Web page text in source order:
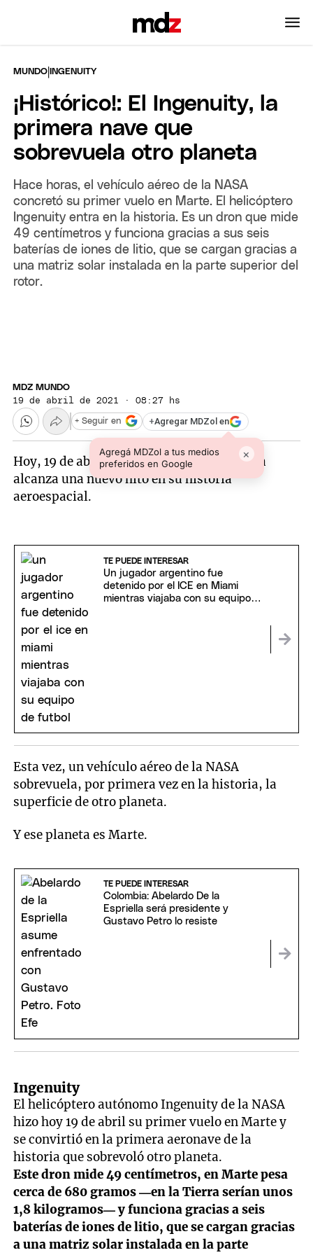
MUNDO | INGENUITY
¡Histórico!: El Ingenuity, la
primera nave que
sobrevuela otro planeta
Hace horas, el vehículo aéreo de la NASA
concretó su primer vuelo en Marte. El helicóptero
Ingenuity entra en la historia. Es un dron que mide
49 centímetros y funciona gracias a sus seis
baterías de iones de litio, que se cargan gracias a
una matriz solar instalada en la parte superior del
rotor.
MDZ MUNDO
19 de abril de 2021 · 08:27 hs
+Agregar MDZol en
Agregá MDZol a tus medios
preferidos en Google
×
+ Seguir en
Hoy, 19 de abril de 2021, la especie humana
alcanza una nuevo hito en su historia
aeroespacial.
TE PUEDE INTERESAR
Un jugador argentino fue
detenido por el ICE en Miami
mientras viajaba con su equipo
Esta vez, un vehículo aéreo de la NASA
sobrevuela, por primera vez en la historia, la
superficie de otro planeta.
Y ese planeta es Marte.
TE PUEDE INTERESAR
Colombia: Abelardo De la
Espriella será presidente y
Gustavo Petro lo resiste
Ingenuity
El helicóptero autónomo Ingenuity de la NASA
hizo hoy 19 de abril su primer vuelo en Marte y
se convirtió en la primera aeronave de la
historia que sobrevoló otro planeta.
Este dron mide 49 centímetros, en Marte pesa
cerca de 680 gramos —en la Tierra serían unos
1,8 kilogramos— y funciona gracias a seis
baterías de iones de litio, que se cargan gracias
a una matriz solar instalada en la parte